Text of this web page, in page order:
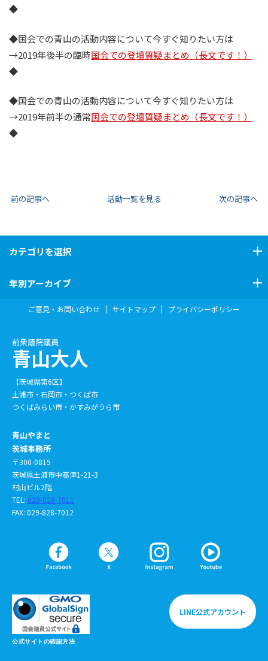
◆
◆国会での青山の活動内容について今すぐ知りたい方は
→2019年後半の臨時国会での登壇質疑まとめ（長文です！）
◆
◆国会での青山の活動内容について今すぐ知りたい方は
→2019年前半の通常国会での登壇質疑まとめ（長文です！）
◆
前の記事へ 活動一覧を見る 次の記事へ
カテゴリを選択
年別アーカイブ
前衆議院議員
青山大人
【茨城県第6区】
土浦市・石岡市・つくば市
つくばみらい市・かすみがうら市
青山やまと
茨城事務所
〒300-0815
茨城県土浦市中高津1-21-3
村山ビル2階
TEL: 029-828-7011
FAX: 029-828-7012
公式サイトの確認方法
LINE公式アカウント
ご意見・お問い合わせ サイトマップ プライバシーポリシー